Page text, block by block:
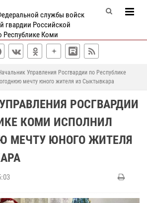
службы войск
гвардии Российской
Республике Коми
Управления Росгвардии по Республике
мечту юного жителя из Сыктывкара
РОСГВАРДИИ
КОМИ ИСПОЛНИЛ
МЕЧТУ ЮНОГО ЖИТЕЛЯ